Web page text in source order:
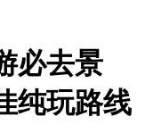
必去景
纯玩路线